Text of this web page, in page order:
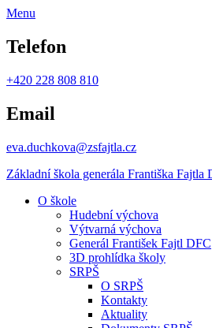
Menu
Telefon
+420 228 808 810
Email
eva.duchkova@zsfajtla.cz
Základní škola generála Františka Fajtla
O škole
Hudební výchova
Výtvarná výchova
Generál František Fajtl DFC
3D prohlídka školy
SRPŠ
O SRPŠ
Kontakty
Aktuality